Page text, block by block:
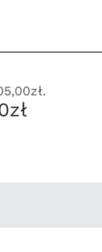
zł
3
do
zł.